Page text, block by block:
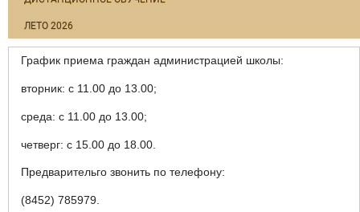
ЛЕТО 2026
График приема граждан администрацией школы:
вторник: с 11.00 до 13.00;
среда: с 11.00 до 13.00;
четверг: с 15.00 до 18.00.
Предварительго звонить по телефону:
(8452) 785979.